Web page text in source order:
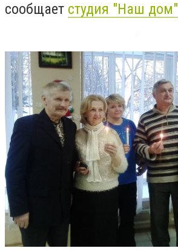
сообщает студия "Наш дом"